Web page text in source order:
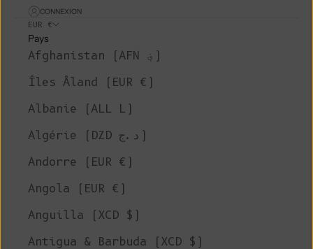
CONNEXION
EUR €
Pays
Afghanistan (AFN ؋)
Îles Åland (EUR €)
Albanie (ALL L)
Algérie (DZD د.ج)
Andorre (EUR €)
Angola (EUR €)
Anguilla (XCD $)
Antigua & Barbuda (XCD $)